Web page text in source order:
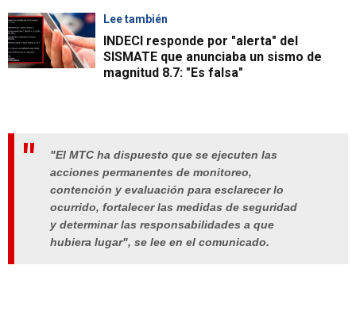
Lee también
INDECI responde por "alerta" del
SISMATE que anunciaba un sismo de
magnitud 8.7: "Es falsa"
"El MTC ha dispuesto que se ejecuten las
acciones permanentes de monitoreo,
contención y evaluación para esclarecer lo
ocurrido, fortalecer las medidas de seguridad
y determinar las responsabilidades a que
hubiera lugar", se lee en el comunicado.